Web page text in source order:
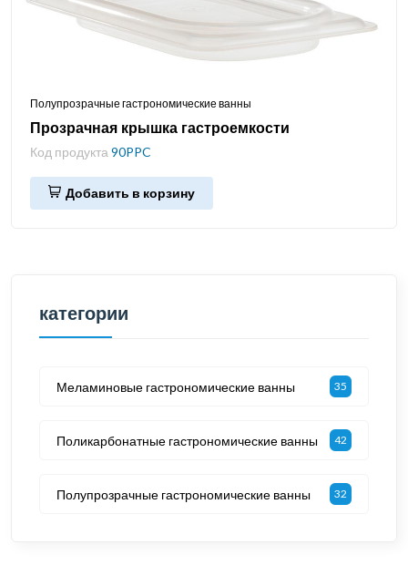
Полупрозрачные гастрономические ванны
Прозрачная крышка гастроемкости
Код продукта 90PPC
Добавить в корзину
категории
Меламиновые гастрономические ванны 35
Поликарбонатные гастрономические ванны 42
Полупрозрачные гастрономические ванны 32